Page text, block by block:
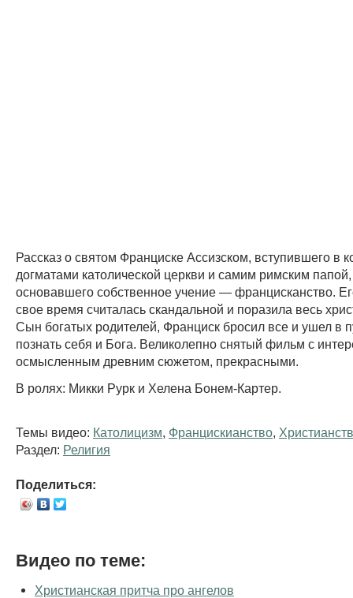
Рассказ о святом Франциске Ассизском, вступившего в
догматами католической церкви и самим римским
основавшего собственное учение — францисканство.
свое время считалась скандальной и поразила весь
Сын богатых родителей, Франциск бросил все и ушел в
познать себя и Бога. Великолепно снятый фильм с
осмысленным древним сюжетом, прекрасными.
В ролях: Микки Рурк и Хелена Бонем-Картер.
Темы видео: Католицизм Францискианство
Раздел: Религия
Поделиться:
Видео по теме:
Христианская притча про ангелов